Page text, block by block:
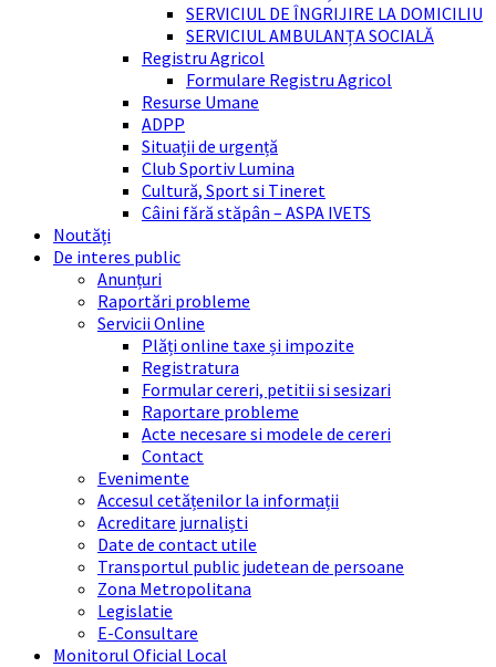
SERVICIUL DE ÎNGRIJIRE LA DOMICILIU
SERVICIUL AMBULANȚA SOCIALĂ
Registru Agricol
Formulare Registru Agricol
Resurse Umane
ADPP
Situații de urgență
Club Sportiv Lumina
Cultură, Sport si Tineret
Câini fără stăpân – ASPA IVETS
Noutăți
De interes public
Anunțuri
Raportări probleme
Servicii Online
Plăți online taxe și impozite
Registratura
Formular cereri, petitii si sesizari
Raportare probleme
Acte necesare si modele de cereri
Contact
Evenimente
Accesul cetățenilor la informații
Acreditare jurnaliști
Date de contact utile
Transportul public judetean de persoane
Zona Metropolitana
Legislatie
E-Consultare
Monitorul Oficial Local